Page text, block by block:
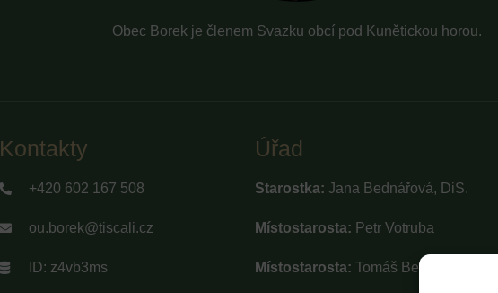
Obec Borek je členem Svazku obcí pod Kunětickou horou.
Kontakty
+420 602 167 508
ou.borek@tiscali.cz
ID: z4vb3ms
Úřad
Starostka: Jana Bednářová, DiS.
Místostarosta: Petr Votruba
Místostarosta: Tomáš Beran